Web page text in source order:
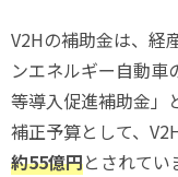
V2Hの補助金は、経
ンエネルギー自動車
等導入促進補助金」
補正予算として、
約55億円とされてい